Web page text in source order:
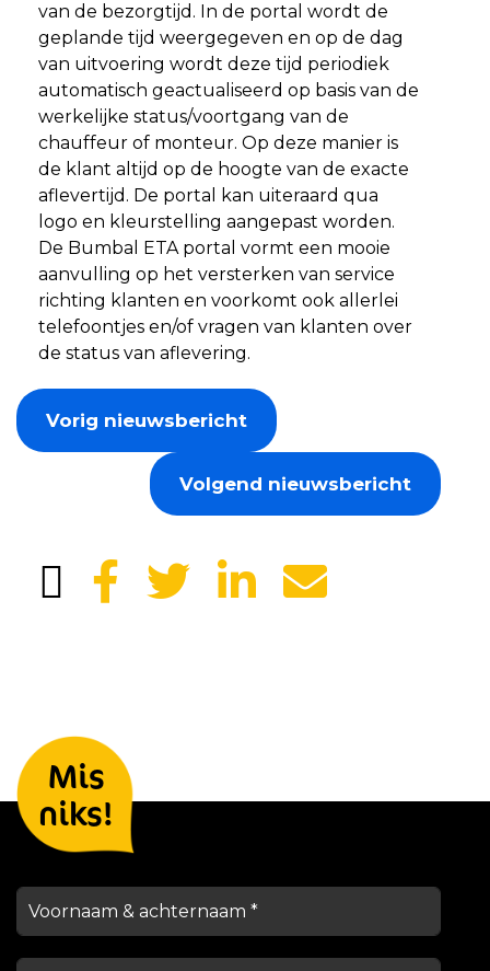
van de bezorgtijd. In de portal wordt de
geplande tijd weergegeven en op de dag
van uitvoering wordt deze tijd periodiek
automatisch geactualiseerd op basis van de
werkelijke status/voortgang van de
chauffeur of monteur. Op deze manier is
de klant altijd op de hoogte van de exacte
aflevertijd. De portal kan uiteraard qua
logo en kleurstelling aangepast worden.
De Bumbal ETA portal vormt een mooie
aanvulling op het versterken van service
richting klanten en voorkomt ook allerlei
telefoontjes en/of vragen van klanten over
de status van aflevering.
Vorig nieuwsbericht
Volgend nieuwsbericht
Mis
niks!